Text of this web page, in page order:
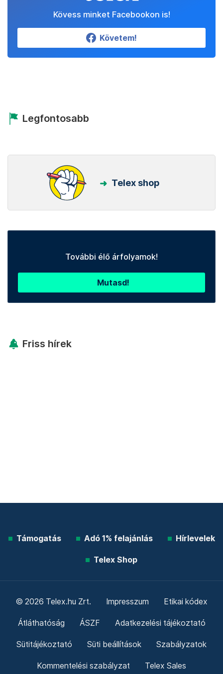
Kövess minket Facebookon is!
Követem!
Legfontosabb
Telex shop
További élő árfolyamok!
Mutasd!
Friss hírek
Támogatás Adó 1% felajánlás Hírlevelek
Telex Shop
© 2026 Telex.hu Zrt. Impresszum Etikai kódex
Átláthatóság ÁSZF Adatkezelési tájékoztató
Sütitájékoztató Süti beállítások Szabályzatok
Kommentelési szabályzat Telex Sales